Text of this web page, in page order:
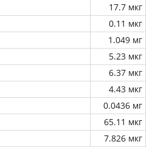
17.7 мкг
0.11 мкг
1.049 мг
5.23 мкг
6.37 мкг
4.43 мкг
0.0436 мг
65.11 мкг
7.826 мкг